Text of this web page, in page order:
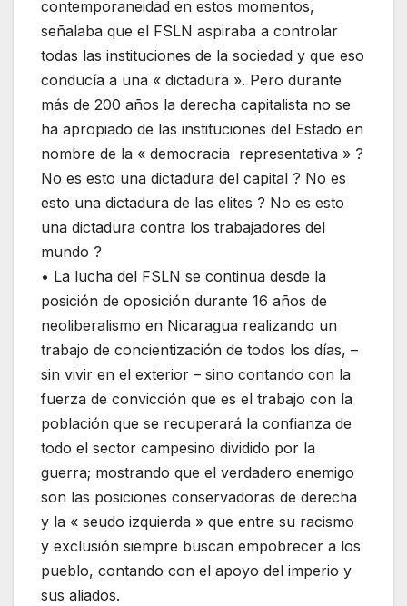
contemporaneidad en estos momentos,
señalaba que el FSLN aspiraba a controlar
todas las instituciones de la sociedad y que eso
conducía a una « dictadura ». Pero durante
más de 200 años la derecha capitalista no se
ha apropiado de las instituciones del Estado en
nombre de la « democracia representativa » ?
No es esto una dictadura del capital ? No es
esto una dictadura de las elites ? No es esto
una dictadura contra los trabajadores del
mundo ?
• La lucha del FSLN se continua desde la
posición de oposición durante 16 años de
neoliberalismo en Nicaragua realizando un
trabajo de concientización de todos los días, –
sin vivir en el exterior – sino contando con la
fuerza de convicción que es el trabajo con la
población que se recuperará la confianza de
todo el sector campesino dividido por la
guerra; mostrando que el verdadero enemigo
son las posiciones conservadoras de derecha
y la « seudo izquierda » que entre su racismo
y exclusión siempre buscan empobrecer a los
pueblo, contando con el apoyo del imperio y
sus aliados.